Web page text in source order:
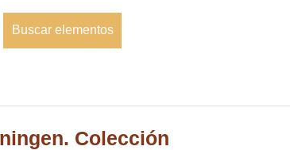
Buscar elementos
Colección